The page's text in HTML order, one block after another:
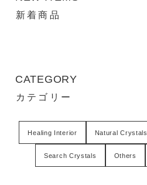
新着商品
CATEGORY
カテゴリー
Healing Interior Natural Crystals
Search Crystals Others